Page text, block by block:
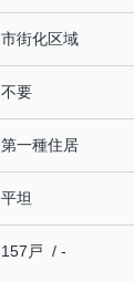
市街化区域
不要
第一種住居
平坦
157戸 / -